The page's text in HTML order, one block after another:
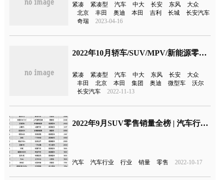
紧凑 紧凑型 汽车 中大 长安 东风
大众
北京
丰田 奥迪 本田 吉利 长城
长安汽车
奇瑞
2023-04-16
2022年10月轿车/SUV/MPV/新能源零售销量全榜丨汽车行业关注
紧凑 紧凑型 汽车 中大 东风 长安
大众
丰田
北京 本田 集团 奥迪 微型车
沃尔
长安汽车
2022-11-13
2022年9月SUV零售销量全榜 | 汽车行业关注
汽车 汽车行业 行业 销量 零售 2022-10-17